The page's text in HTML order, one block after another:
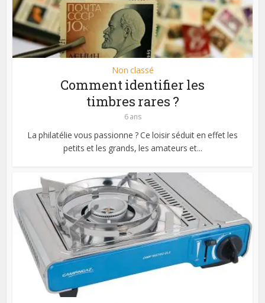
Non classé
Comment identifier les
timbres rares ?
6 ans
La philatélie vous passionne ? Ce loisir séduit en effet les
petits et les grands, les amateurs et...